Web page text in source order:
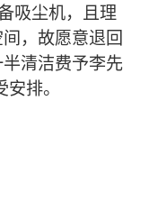
吸尘机，且理
，故愿意退回
清洁费予李先
排。